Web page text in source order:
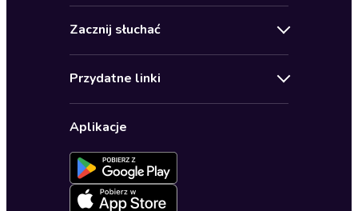
Biznes, marketing, ekonomia
Dla młodzieży
Pomoc
Regulamin
Ustawienia prywatności
Formularz zgłaszania nielegalnych treści
Deklaracja dostępności
Zacznij słuchać
Karnety
Karty upominkowe
Oferta dla firm i bibliotek
Przydatne linki
Dołącz do newslettera
Blog
Zapowiedzi
Aplikacje